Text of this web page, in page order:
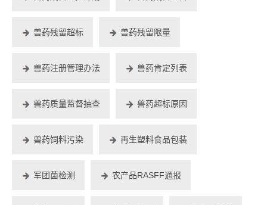
兽药残留超标 兽药残留限量
兽药注册管理办法 兽药肯定列表
兽药质量监督抽查 兽药超标原因
兽药饲料污染 再生塑料食品包装
军团菌检测 农产品RASFF通报